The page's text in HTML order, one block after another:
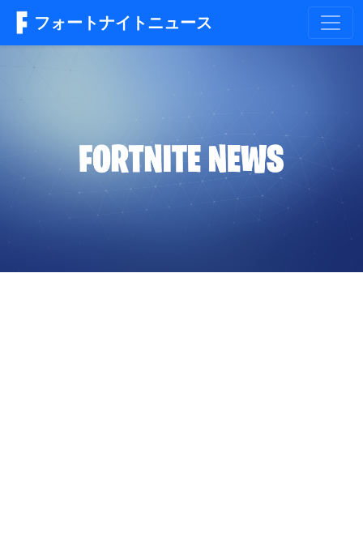
フォートナイトニュース